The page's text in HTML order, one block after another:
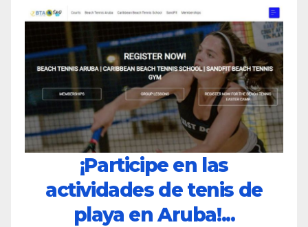
¡Participe en las
actividades de tenis de
playa en Aruba!...